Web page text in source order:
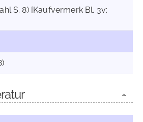
S. 8) [Kaufvermerk Bl. 3v: